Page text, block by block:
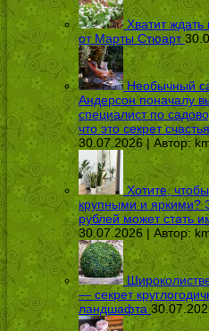
Хватит
от Марты Стюарт
Необычный
Андерсон поначалу
специалист по
что это секрет
30.07.2026 | Автор:
Хотите,
крупными и яркими?
рублей может стать
30.07.2026 | Автор:
— секрет
ландшафта